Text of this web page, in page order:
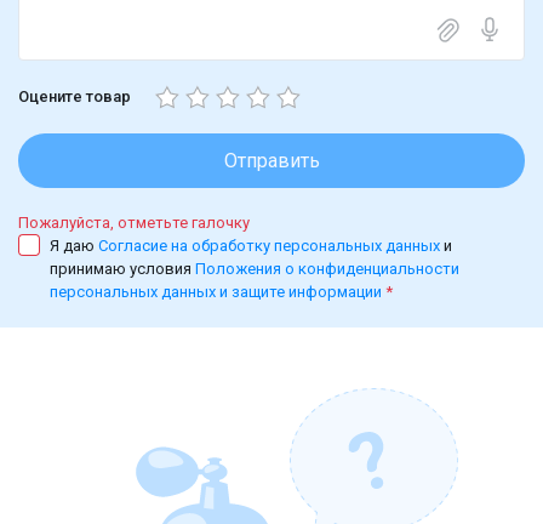
Оцените товар
Отправить
Пожалуйста, отметьте галочку
Я даю Согласие на обработку персональных данных и
принимаю условия Положения о конфиденциальности
персональных данных и защите информации *